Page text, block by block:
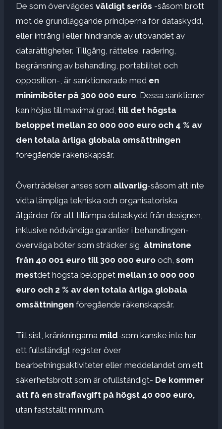
De som övervägdes väldigt seriös -såsom brott
mot de grundläggande principerna för dataskydd,
eller intrång i eller hindrande av utövandet av
datarättigheter. Tillgång, rättelse, radering,
begränsning av behandling, portabilitet och
opposition-, är sanktionerade med en
minimiböter på 300 000 euro. Dessa sanktioner
kan höjas till maximal grad, till det högsta
beloppet mellan 20 000 000 euro och 4 % av
den totala årliga globala omsättningen
föregående räkenskapsår.
Överträdelser anses som allvarlig-såsom att inte
vidta lämpliga tekniska och organisatoriska
åtgärder för att tillämpa dataskydd från designen,
inklusive nödvändiga garantier i behandlingen-
överväga böter som sträcker sig, åtminstone
från 40 001 euro till 300 000 euro och, som
mestdet högsta beloppet mellan 10 000 000
euro och 2 % av den totala årliga globala
omsättningen föregående räkenskapsår.
Till sist, kränkningarna mild-som kanske inte har
ett fullständigt register över
bearbetningsaktiviteter eller meddelandet om ett
säkerhetsbrott som är ofullständigt- De kommer
att få en straffavgift på högst 40 000 euro,
utan fastställt minimum.